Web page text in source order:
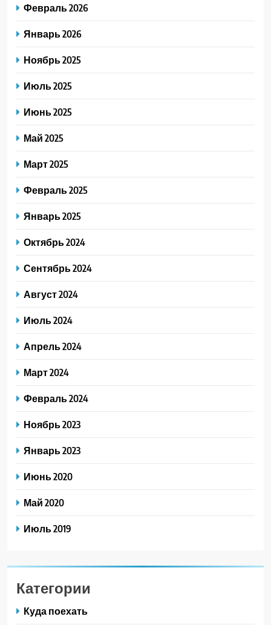
Февраль 2026
Январь 2026
Ноябрь 2025
Июль 2025
Июнь 2025
Май 2025
Март 2025
Февраль 2025
Январь 2025
Октябрь 2024
Сентябрь 2024
Август 2024
Июль 2024
Апрель 2024
Март 2024
Февраль 2024
Ноябрь 2023
Январь 2023
Июнь 2020
Май 2020
Июль 2019
Категории
Куда поехать